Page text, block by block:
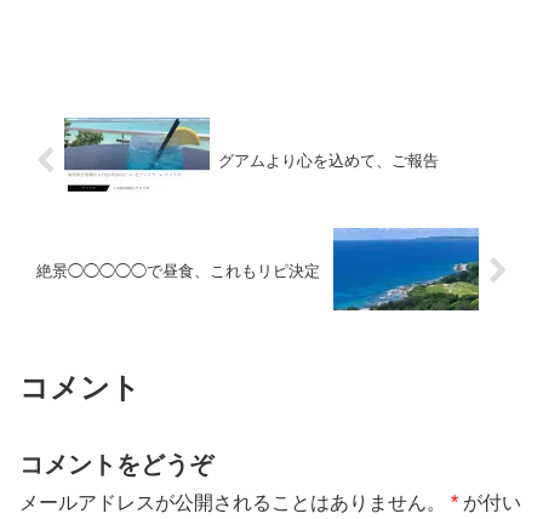
グアムより心を込めて、ご報告
絶景◯◯◯◯◯で昼食、これもリピ決定
コメント
コメントをどうぞ
メールアドレスが公開されることはありません。 * が付い